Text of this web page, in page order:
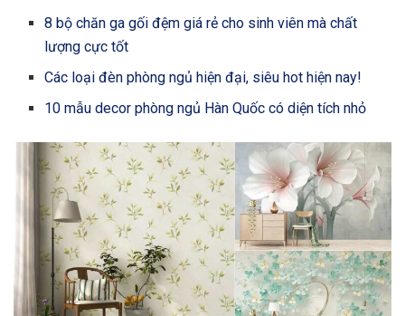
8 bộ chăn ga gối đệm giá rẻ cho sinh viên mà chất
lượng cực tốt
Các loại đèn phòng ngủ hiện đại, siêu hot hiện nay!
10 mẫu decor phòng ngủ Hàn Quốc có diện tích nhỏ